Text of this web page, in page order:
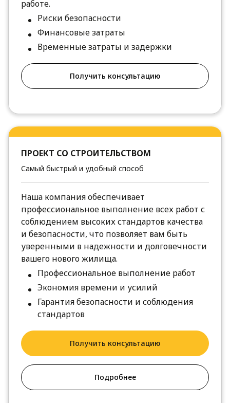
работе.
Риски безопасности
Финансовые затраты
Временные затраты и задержки
Получить консультацию
ПРОЕКТ СО СТРОИТЕЛЬСТВОМ
Самый быстрый и удобный способ
Наша компания обеспечивает
профессиональное выполнение всех работ с
соблюдением высоких стандартов качества
и безопасности, что позволяет вам быть
уверенными в надежности и долговечности
вашего нового жилища.
Профессиональное выполнение работ
Экономия времени и усилий
Гарантия безопасности и соблюдения
стандартов
Получить консультацию
Подробнее